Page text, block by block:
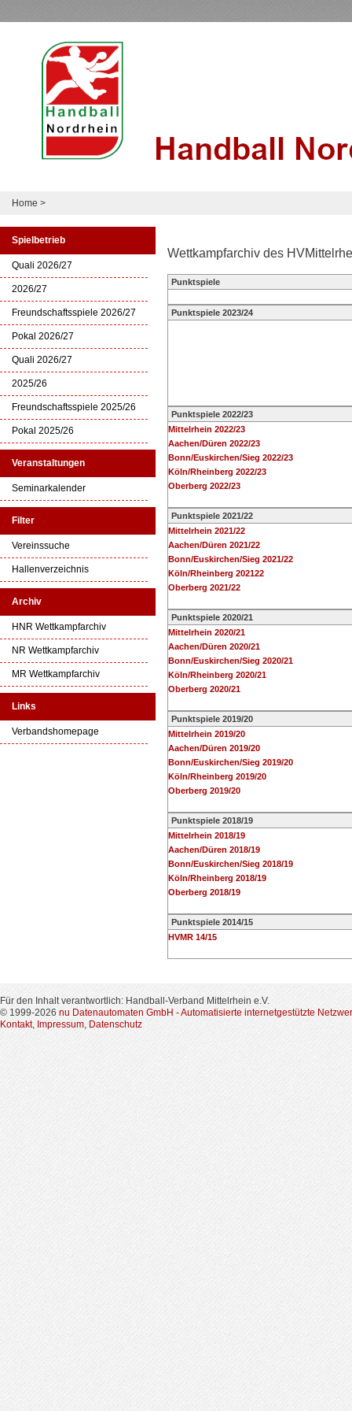
Home >
Spielbetrieb
Quali 2026/27
2026/27
Freundschaftsspiele 2026/27
Pokal 2026/27
Quali 2026/27
2025/26
Freundschaftsspiele 2025/26
Pokal 2025/26
Veranstaltungen
Seminarkalender
Filter
Vereinssuche
Hallenverzeichnis
Archiv
HNR Wettkampfarchiv
NR Wettkampfarchiv
MR Wettkampfarchiv
Links
Verbandshomepage
Wettkampfarchiv des
Punktspiele
Punktspiele 2023/24
Punktspiele 2022/23
Mittelrhein 2022/23
Aachen/Düren 2022/23
Bonn/Euskirchen/Sieg 2022/23
Köln/Rheinberg 2022/23
Oberberg 2022/23
Punktspiele 2021/22
Mittelrhein 2021/22
Aachen/Düren 2021/22
Bonn/Euskirchen/Sieg 2021/22
Köln/Rheinberg 202122
Oberberg 2021/22
Punktspiele 2020/21
Mittelrhein 2020/21
Aachen/Düren 2020/21
Bonn/Euskirchen/Sieg 2020/21
Köln/Rheinberg 2020/21
Oberberg 2020/21
Punktspiele 2019/20
Mittelrhein 2019/20
Aachen/Düren 2019/20
Bonn/Euskirchen/Sieg 2019/20
Köln/Rheinberg 2019/20
Oberberg 2019/20
Punktspiele 2018/19
Mittelrhein 2018/19
Aachen/Düren 2018/19
Bonn/Euskirchen/Sieg 2018/19
Köln/Rheinberg 2018/19
Oberberg 2018/19
Punktspiele 2014/15
HVMR 14/15
Für den Inhalt verantwortlich: Handball-Verband Mittelrhein e.V.
© 1999-2026 nu Datenautomaten GmbH - Automatisierte internetgestützte
Kontakt, Impressum, Datenschutz